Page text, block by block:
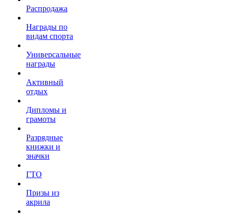
Распродажа
Награды по
видам спорта
Универсальные
награды
Активный
отдых
Дипломы и
грамоты
Разрядные
книжки и
значки
ГТО
Призы из
акрила